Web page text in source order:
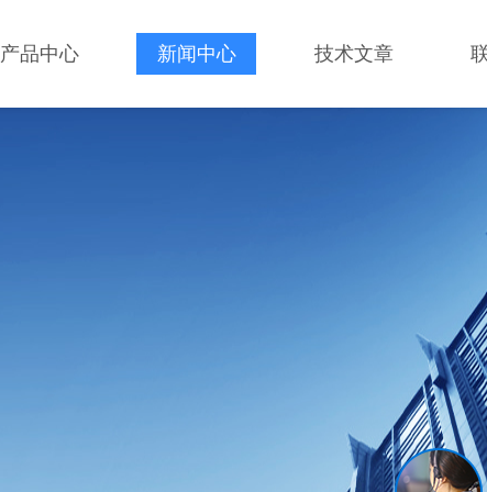
产品中心 新闻中心 技术文章